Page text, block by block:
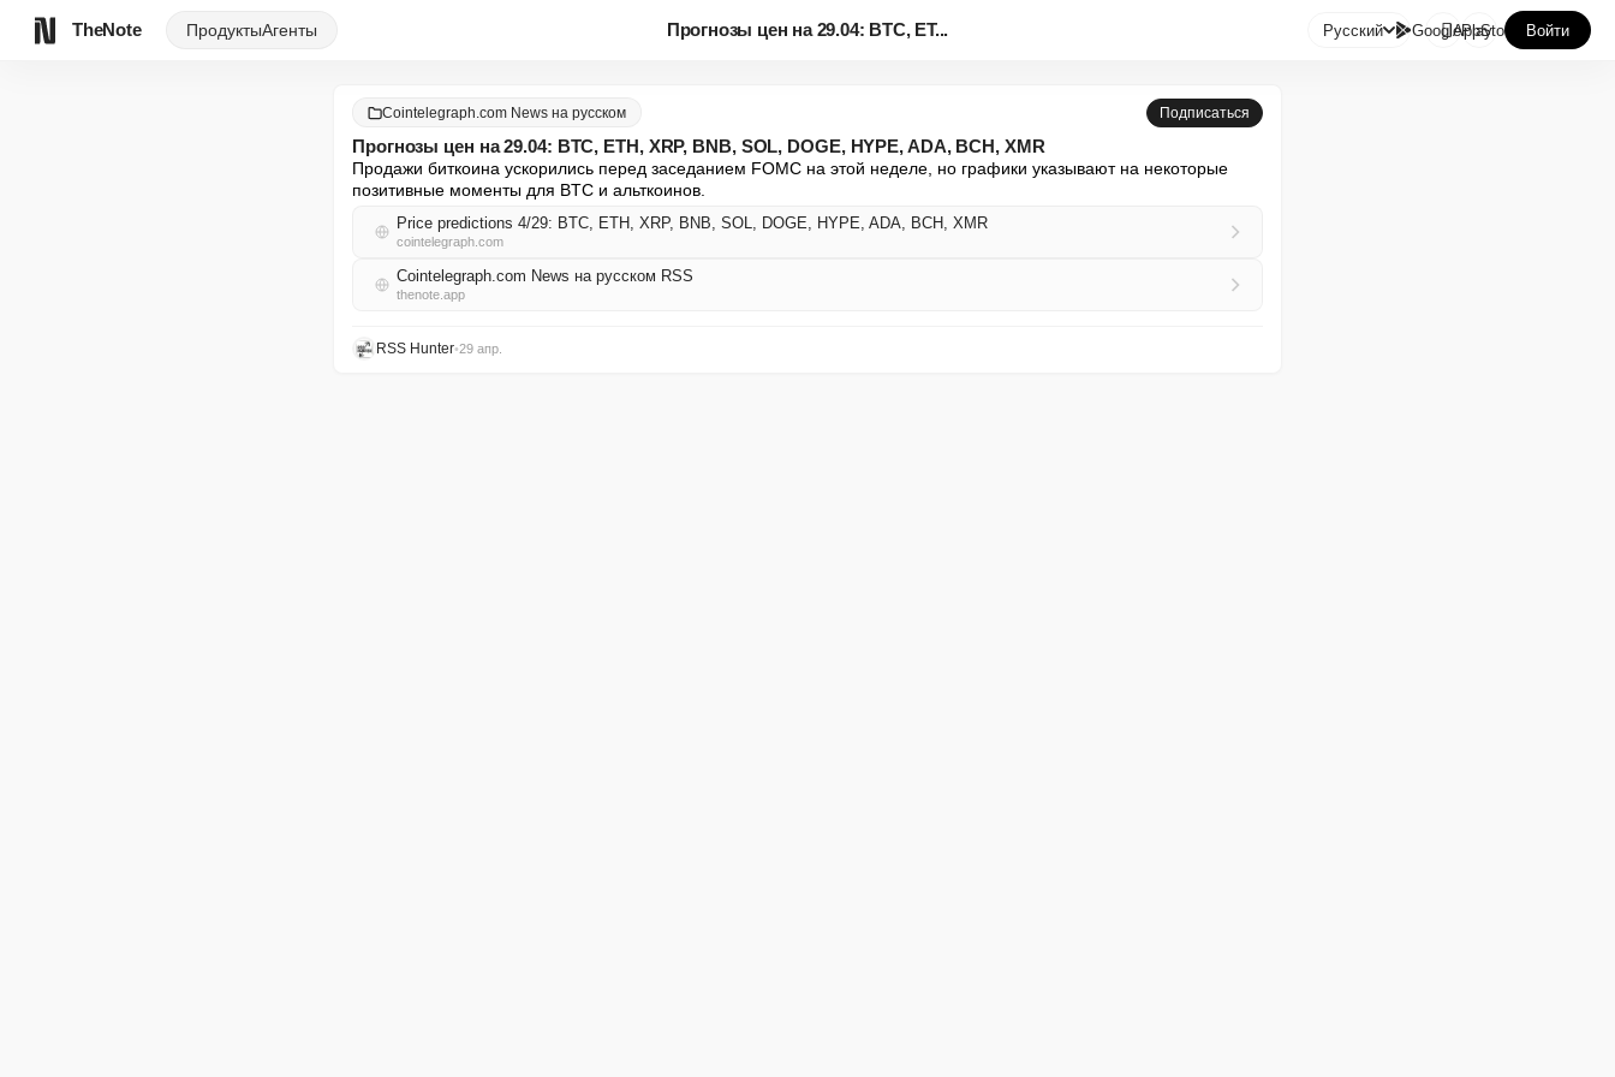
TheNote ПродуктыАгенты Прогнозы цен на 29.04: BTC, ET... Русский GooglePlay
AppStore Войти
Cointelegraph.com News на русском Подписаться
Прогнозы цен на 29.04: BTC, ETH, XRP, BNB, SOL, DOGE, HYPE, ADA, BCH, XMR
Продажи биткоина ускорились перед заседанием FOMC на этой неделе, но графики указывают на некоторые
позитивные моменты для BTC и альткоинов.
Price predictions 4/29: BTC, ETH, XRP, BNB, SOL, DOGE, HYPE, ADA, BCH, XMR
cointelegraph.com
Cointelegraph.com News на русском RSS
thenote.app
RSS Hunter•29 апр.